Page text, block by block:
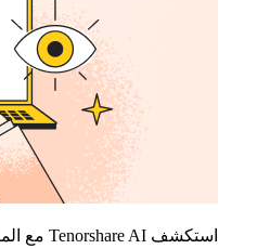
استكشف Tenorshare AI مع الميزات الجديدة المذهلة